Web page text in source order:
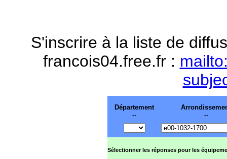
S'inscrire à la liste de
francois04.free.fr :
Département
--
--
Sélectionner les réponses pour les